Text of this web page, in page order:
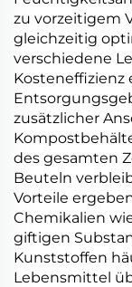
zu vorzeitigem
gleichzeitig
verschiedene
Kosteneffizienz
zusätzlicher
des gesamten
Beuteln
Vorteile
Chemikalien
giftigen
Kunststoffen
Lebensmittel